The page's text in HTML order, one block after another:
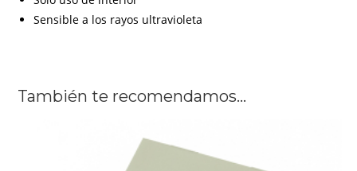
Sensible a los rayos ultravioleta
También te recomendamos…